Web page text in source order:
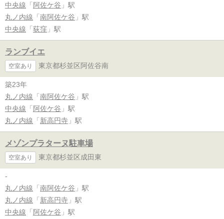
中央線 「 阿佐ケ谷 」駅
丸ノ内線 「 南阿佐ケ谷 」駅
中央線 「 荻窪 」駅
ランブイエ
空室あり 東京都杉並区阿佐谷南
築23年
丸ノ内線 「 南阿佐ケ谷 」駅
中央線 「 阿佐ケ谷 」駅
丸ノ内線 「 新高円寺 」駅
メゾンプラターヌ駐車場
空室あり 東京都杉並区成田東
-
丸ノ内線 「 南阿佐ケ谷 」駅
丸ノ内線 「 新高円寺 」駅
中央線 「 阿佐ケ谷 」駅